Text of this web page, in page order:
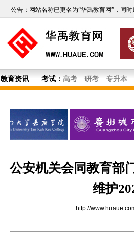
公告：网站名称已更名为“华禹教育网”，同时
教育资讯 考试： 高考 研考 专升本
公安机关会同教育部
维护
http://